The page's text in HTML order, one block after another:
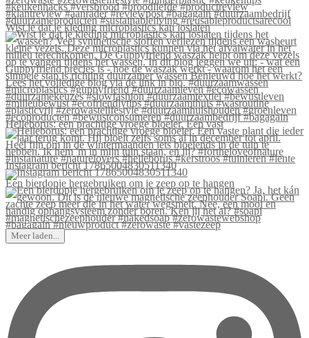
Wist je dat je kleding microplastics kan loslaten
Helleborus: een prachtige vroege bloeier. Een vast
Instagram bericht 17865004830511340
Een bierdopje hergebruiken om je zeep op te hangen
Meer laden...